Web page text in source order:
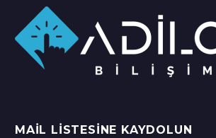
MAIL LISTESINE KAYDOLUN